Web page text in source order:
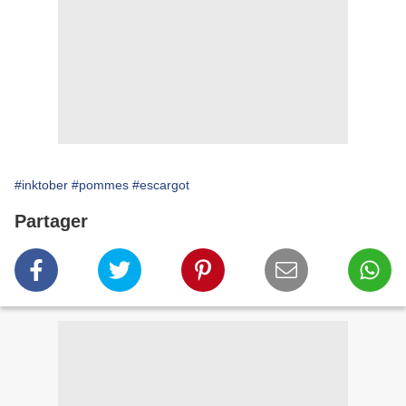
#inktober #pommes #escargot
Partager